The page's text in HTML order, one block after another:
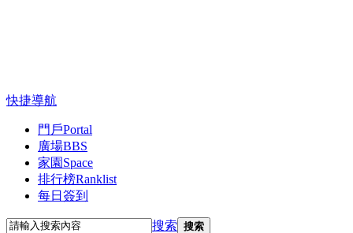
快捷導航
門戶Portal
廣場BBS
家園 Space
排行榜Ranklist
每日簽到
搜索 搜索